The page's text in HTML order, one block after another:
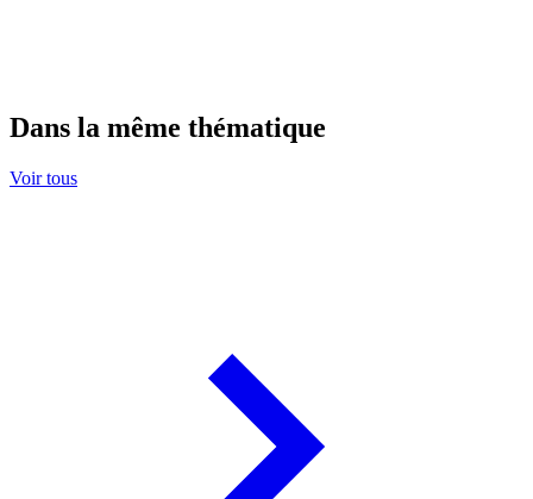
Dans la même thématique
Voir tous